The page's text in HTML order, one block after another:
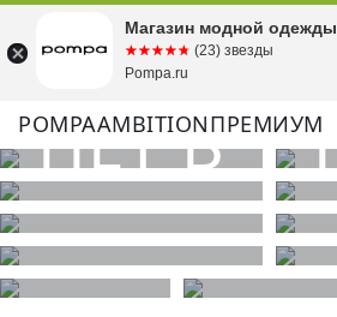
POMPAAMBITIONПРЕМИУМ
Магазин модной одежды
☆☆☆☆☆
★★★★★ (23) звезды
Pompa.ru